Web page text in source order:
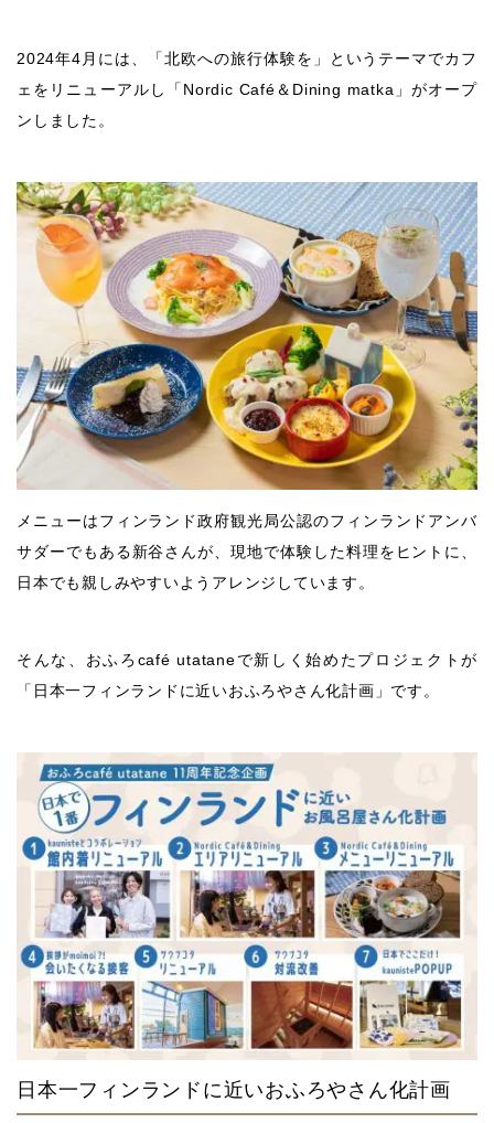
2024年4月には、「北欧への旅行体験を」というテーマでカフ
ェをリニューアルし「Nordic Café＆Dining matka」がオープ
ンしました。
メニューはフィンランド政府観光局公認のフィンランドアンバ
サダーでもある新谷さんが、現地で体験した料理をヒントに、
日本でも親しみやすいようアレンジしています。
そんな、おふろcafé utataneで新しく始めたプロジェクトが
「日本一フィンランドに近いおふろやさん化計画」です。
日本一フィンランドに近いおふろやさん化計画